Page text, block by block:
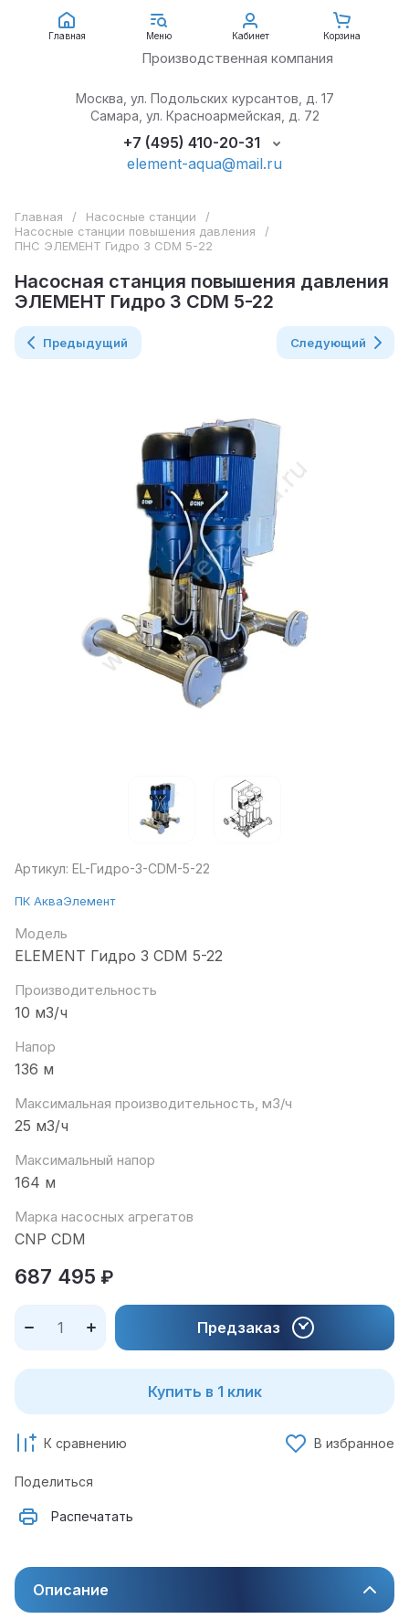
Москва, ул. Подольских курсантов, д. 17
Самара, ул. Красноармейская, д. 72
+7 (495) 410-20-31
element-aqua@mail.ru
АкваЭлемент
Производственная компания
Главная / Насосные станции
/
Насосные станции повышения давления
/
ПНС ЭЛЕМЕНТ Гидро 3 CDM 5-22
Насосная станция повышения давления
ЭЛЕМЕНТ Гидро 3 CDM 5-22
Предыдущий Следующий
Артикул: EL-Гидро-3-CDM-5-22
ПК АкваЭлемент
Модель
ELEMENT Гидро 3 CDM 5-22
Производительность
10 м3/ч
Напор
136 м
Максимальная производительность, м3/ч
25 м3/ч
Максимальный напор
164 м
Марка насосных агрегатов
CNP CDM
687 495 ₽
Предзаказ
Купить в 1 клик
К сравнению В избранное
Поделиться
Распечатать
Описание
Главная Меню Кабинет Корзина